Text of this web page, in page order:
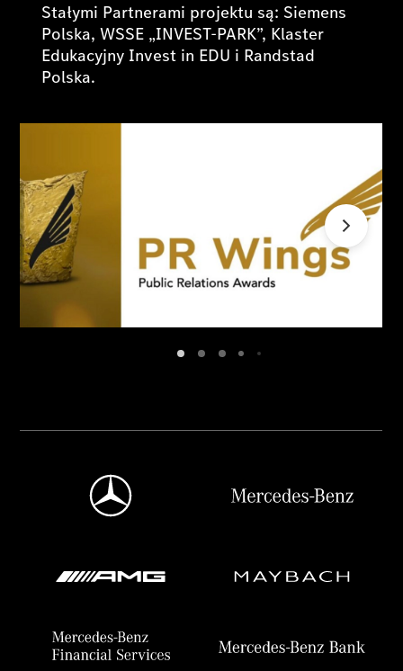
Stałymi Partnerami projektu są: Siemens
Polska, WSSE „INVEST-PARK”, Klaster
Edukacyjny Invest in EDU i Randstad
Polska.